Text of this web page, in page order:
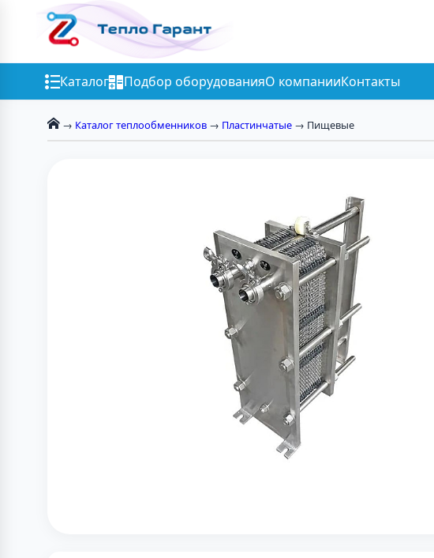
Каталог Подбор оборудованияО компанииКонтакты
→ Каталог теплообменников → Пластинчатые → Пищевые